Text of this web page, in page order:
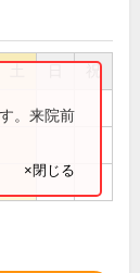
祝
。来院前
×閉じる